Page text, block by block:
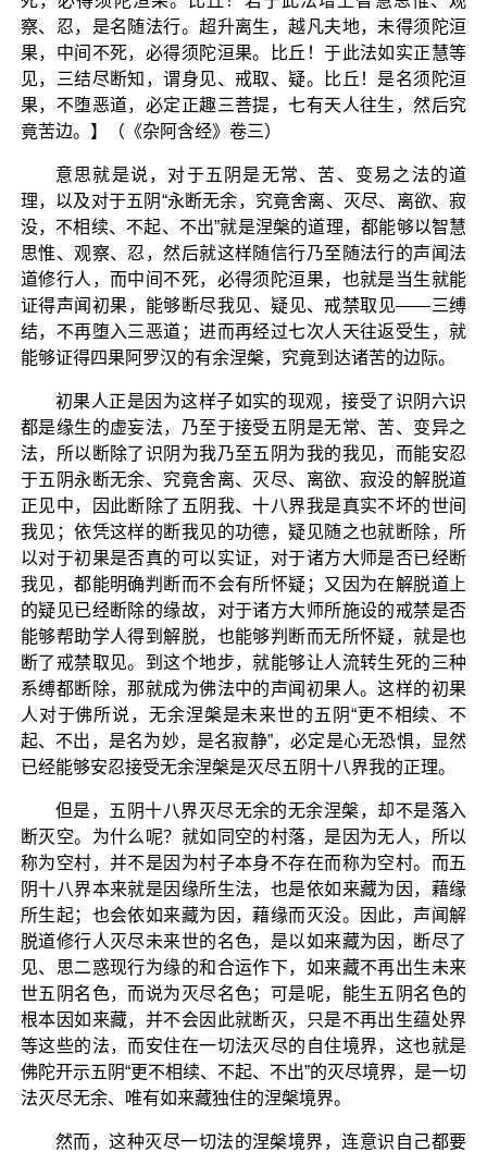
察、忍，是名随法行。超升离生，越凡夫地，未得须陀洹
果，中间不死，必得须陀洹果。比丘！于此法如实正慧等
见，三结尽断知，谓身见、戒取、疑。比丘！是名须陀洹
果，不堕恶道，必定正趣三菩提，七有天人往生，然后究
竟苦边。】（《杂阿含经》卷三）
意思就是说，对于五阴是无常、苦、变易之法的道
理，以及对于五阴“永断无余，究竟舍离、灭尽、离欲、寂
没，不相续、不起、不出”就是涅槃的道理，都能够以智慧
思惟、观察、忍，然后就这样随信行乃至随法行的声闻法
道修行人，而中间不死，必得须陀洹果，也就是当生就能
证得声闻初果，能够断尽我见、疑见、戒禁取见——三缚
结，不再堕入三恶道；进而再经过七次人天往返受生，就
能够证得四果阿罗汉的有余涅槃，究竟到达诸苦的边际。
初果人正是因为这样子如实的现观，接受了识阴六识
都是缘生的虚妄法，乃至于接受五阴是无常、苦、变异之
法，所以断除了识阴为我乃至五阴为我的我见，而能安忍
于五阴永断无余、究竟舍离、灭尽、离欲、寂没的解脱道
正见中，因此断除了五阴我、十八界我是真实不坏的世间
我见；依凭这样的断我见的功德，疑见随之也就断除，所
以对于初果是否真的可以实证，对于诸方大师是否已经断
我见，都能明确判断而不会有所怀疑；又因为在解脱道上
的疑见已经断除的缘故，对于诸方大师所施设的戒禁是否
能够帮助学人得到解脱，也能够判断而无所怀疑，就是也
断了戒禁取见。到这个地步，就能够让人流转生死的三种
系缚都断除，那就成为佛法中的声闻初果人。这样的初果
人对于佛所说，无余涅槃是未来世的五阴“更不相续、不
起、不出，是名为妙，是名寂静”，必定是心无恐惧，显然
已经能够安忍接受无余涅槃是灭尽五阴十八界我的正理。
但是，五阴十八界灭尽无余的无余涅槃，却不是落入
断灭空。为什么呢？就如同空的村落，是因为无人，所以
称为空村，并不是因为村子本身不存在而称为空村。而五
阴十八界本来就是因缘所生法，也是依如来藏为因，藉缘
所生起；也会依如来藏为因，藉缘而灭没。因此，声闻解
脱道修行人灭尽未来世的名色，是以如来藏为因，断尽了
见、思二惑现行为缘的和合运作下，如来藏不再出生未来
世五阴名色，而说为灭尽名色；可是呢，能生五阴名色的
根本因如来藏，并不会因此就断灭，只是不再出生蕴处界
等这些的法，而安住在一切法灭尽的自住境界，这也就是
佛陀开示五阴“更不相续、不起、不出”的灭尽境界，是一切
法灭尽无余、唯有如来藏独住的涅槃境界。
然而，这种灭尽一切法的涅槃境界，连意识自己都要